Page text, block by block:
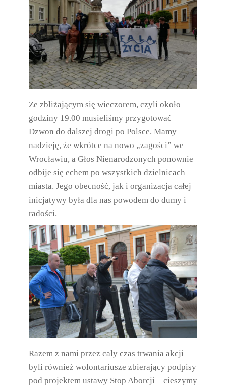
Ze zbliżającym się wieczorem, czyli około
godziny 19.00 musieliśmy przygotować
Dzwon do dalszej drogi po Polsce. Mamy
nadzieję, że wkrótce na nowo „zagości” we
Wrocławiu, a Głos Nienarodzonych ponownie
odbije się echem po wszystkich dzielnicach
miasta. Jego obecność, jak i organizacja całej
inicjatywy była dla nas powodem do dumy i
radości.
Razem z nami przez cały czas trwania akcji
byli również wolontariusze zbierający podpisy
pod projektem ustawy Stop Aborcji – cieszymy